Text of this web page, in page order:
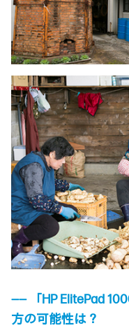
―― 「HP ElitePad
方の可能性は？